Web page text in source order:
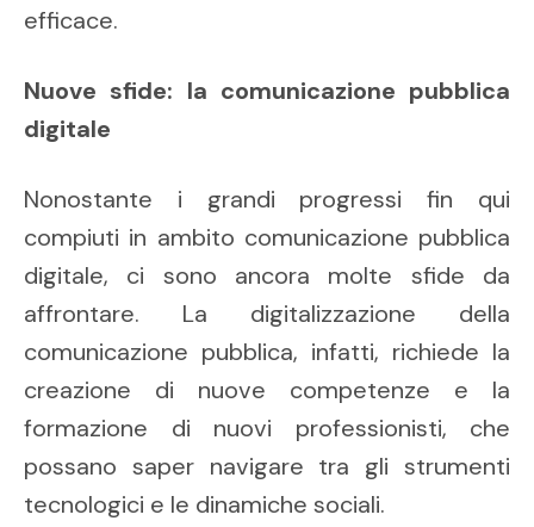
efficace.
Nuove sfide: la comunicazione pubblica
digitale
Nonostante i grandi progressi fin qui
compiuti in ambito comunicazione pubblica
digitale, ci sono ancora molte sfide da
affrontare. La digitalizzazione della
comunicazione pubblica, infatti, richiede la
creazione di nuove competenze e la
formazione di nuovi professionisti, che
possano saper navigare tra gli strumenti
tecnologici e le dinamiche sociali.